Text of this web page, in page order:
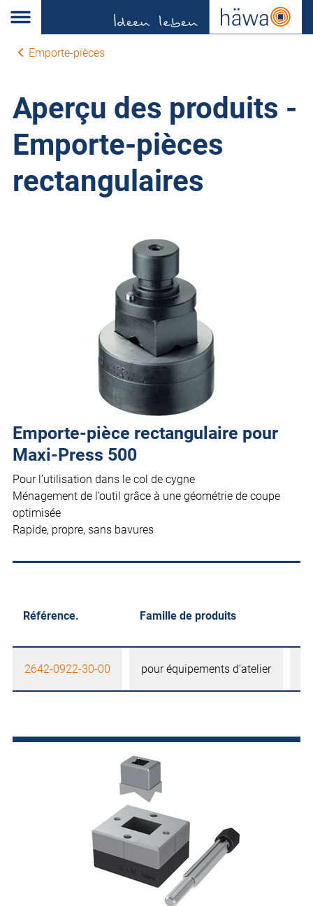
Emporte-pièces
Aperçu des produits -
Emporte-pièces
rectangulaires
Emporte-pièce rectangulaire pour
Maxi-Press 500
Pour l’utilisation dans le col de cygne
Ménagement de l’outil grâce à une géométrie de coupe
optimisée
Rapide, propre, sans bavures
Référence. Famille de produits
2642-0922-30-00 pour équipements d’atelier